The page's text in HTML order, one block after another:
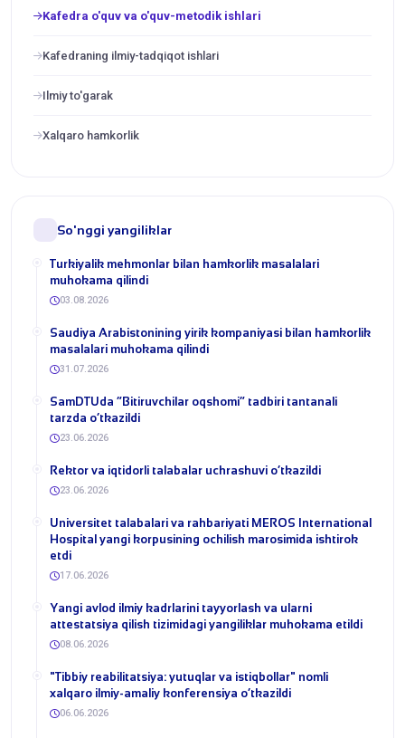
Kafedra o'quv va o'quv-metodik ishlari
Kafedraning ilmiy-tadqiqot ishlari
Ilmiy to'garak
Xalqaro hamkorlik
So'nggi yangiliklar
Turkiyalik mehmonlar bilan hamkorlik masalalari
muhokama qilindi
03.08.2026
​Saudiya Arabistonining yirik kompaniyasi bilan hamkorlik
masalalari muhokama qilindi
31.07.2026
​SamDTUda “Bitiruvchilar oqshomi” tadbiri tantanali
tarzda o‘tkazildi
23.06.2026
​Rektor va iqtidorli talabalar uchrashuvi o‘tkazildi
23.06.2026
Universitet talabalari va rahbariyati MEROS International
Hospital yangi korpusining ochilish marosimida ishtirok
etdi
17.06.2026
Yangi avlod ilmiy kadrlarini tayyorlash va ularni
attestatsiya qilish tizimidagi yangiliklar muhokama etildi
08.06.2026
​"Tibbiy reabilitatsiya: yutuqlar va istiqbollar" nomli
xalqaro ilmiy-amaliy konferensiya o‘tkazildi
06.06.2026